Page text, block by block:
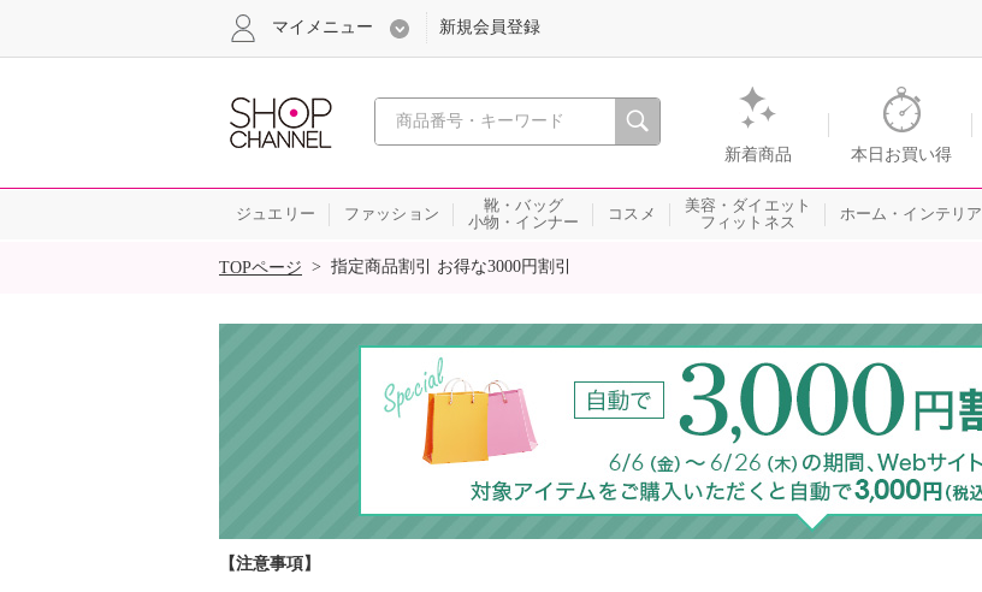
心おどる、瞬間を。通販・テレビショッピングのショップチャンネル
新着商品 本日お買い得
マイメニュー 新規会員登録
ジュエリー ファッション
靴・バッグ
小物・インナー
コスメ
美容・ダイエット
フィットネス
ホーム・インテリア
SALE
TOPページ > 指定商品割引 お得な3000円割引
【注意事項】